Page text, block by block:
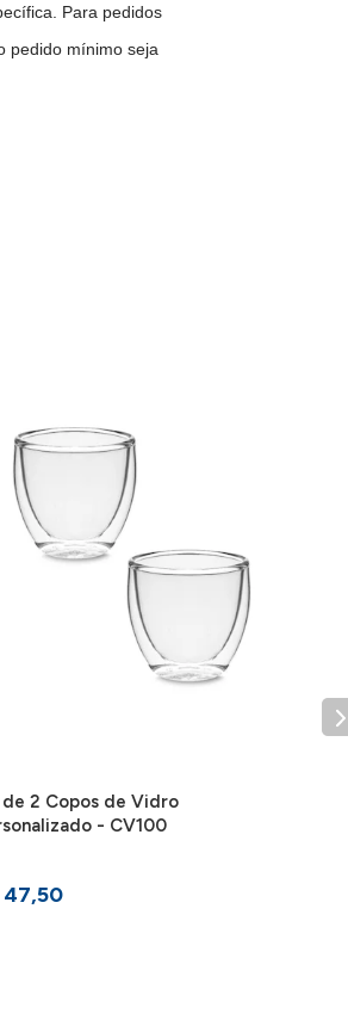
Para pedidos
pedido mínimo seja
2 Copos de Vidro
- CV100
47,50